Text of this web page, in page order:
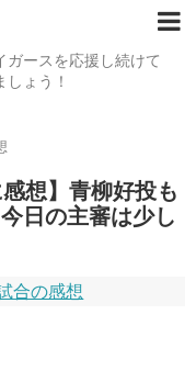
ガースを応援し続けて
ょう！
想】青柳好投も
日の主審は少し
合の感想